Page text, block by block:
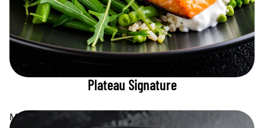
Plateau Signature
Menu Chaud